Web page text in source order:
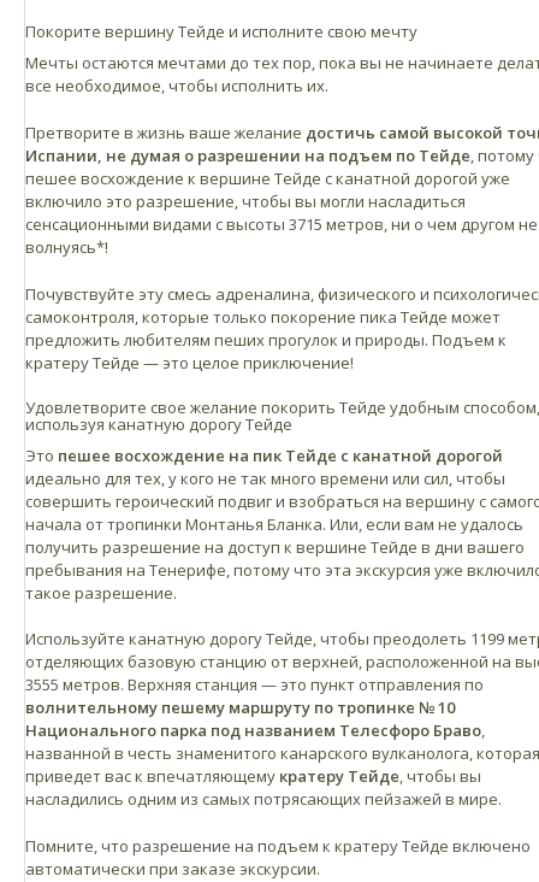
Покорите вершину Тейде и исполните свою мечту
Мечты остаются мечтами до тех пор, пока вы не начинаете
все необходимое, чтобы исполнить их.
Претворите в жизнь ваше желание достичь самой высокой
Испании, не думая о разрешении на подъем по Тейде, потому
пешее восхождение к вершине Тейде с канатной дорогой уже
включило это разрешение, чтобы вы могли насладиться
сенсационными видами с высоты 3715 метров, ни о чем другом не
волнуясь*!
Почувствуйте эту смесь адреналина, физического и
самоконтроля, которые только покорение пика Тейде может
предложить любителям пеших прогулок и природы. Подъем к
кратеру Тейде — это целое приключение!
Удовлетворите свое желание покорить Тейде удобным способом,
используя канатную дорогу Тейде
Это пешее восхождение на пик Тейде с канатной дорогой
идеально для тех, у кого не так много времени или сил, чтобы
совершить героический подвиг и взобраться на вершину с
начала от тропинки Монтанья Бланка. Или, если вам не удалось
получить разрешение на доступ к вершине Тейде в дни вашего
пребывания на Тенерифе, потому что эта экскурсия уже
такое разрешение.
Используйте канатную дорогу Тейде, чтобы преодолеть 1199
отделяющих базовую станцию от верхней, расположенной на
3555 метров. Верхняя станция — это пункт отправления по
волнительному пешему маршруту по тропинке № 10
Национального парка под названием Телесфоро Браво,
названной в честь знаменитого канарского вулканолога, которая
приведет вас к впечатляющему кратеру Тейде, чтобы вы
насладились одним из самых потрясающих пейзажей в мире.
Помните, что разрешение на подъем к кратеру Тейде включено
автоматически при заказе экскурсии.